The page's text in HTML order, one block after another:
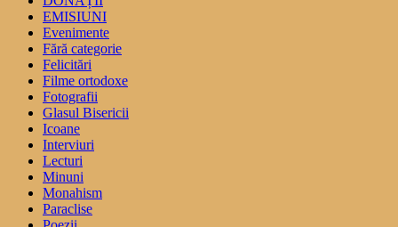
EMISIUNI
Evenimente
Fără categorie
Felicitări
Filme ortodoxe
Fotografii
Glasul Bisericii
Icoane
Interviuri
Lecturi
Minuni
Monahism
Paraclise